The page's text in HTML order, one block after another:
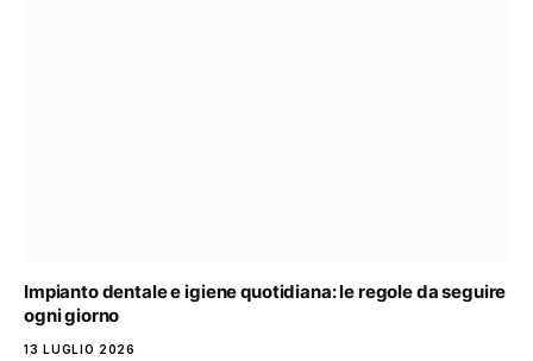
Impianto dentale e igiene quotidiana: le regole da seguire
ogni giorno
13 LUGLIO 2026